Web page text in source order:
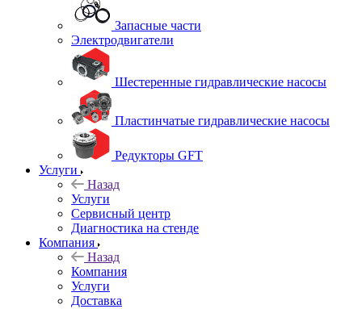
Запасные части
Электродвигатели
Шестеренные гидравлические насосы
Пластинчатые гидравлические насосы
Редукторы GFT
Услуги
Назад
Услуги
Сервисный центр
Диагностика на стенде
Компания
Назад
Компания
Услуги
Доставка